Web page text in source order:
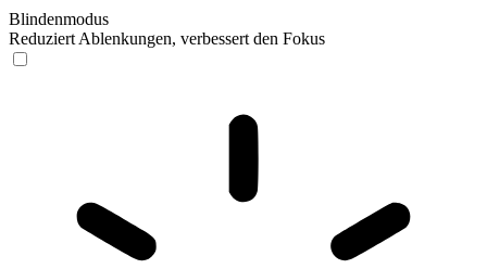
Blindenmodus
Reduziert Ablenkungen, verbessert den Fokus